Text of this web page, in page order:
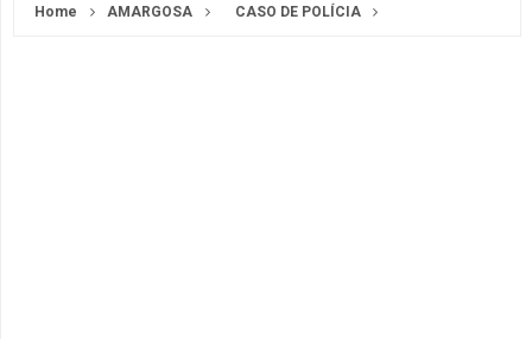
Home AMARGOSA CASO DE POLÍCIA